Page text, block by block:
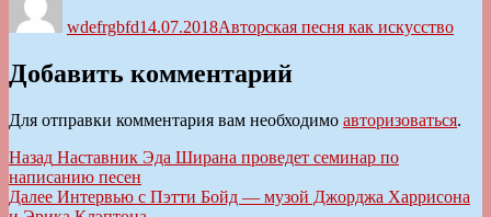
wdefrgbfd14.07.2018Авторская песня как искусство
Добавить комментарий
Для отправки комментария вам необходимо авторизоваться.
Навигация
по
Назад Предыдущая
запись:
Наставник Эда Ширана проведет семинар по
написанию песен
Далее Следующая
Интервью с Пэтти Бойд — музой Джорджа Харрисона